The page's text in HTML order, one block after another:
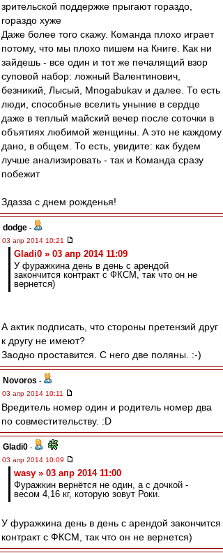
зрительской поддержке прыгают гораздо,
гораздо хуже
Даже более того скажу. Команда плохо играет
потому, что мы плохо пишем на Книге. Как ни
зайдешь - все один и тот же печалящий взор
суповой набор: ложный Валентинович,
безникий, Лысый, Mnogabukav и далее. То есть
люди, способные вселить уныние в сердце
даже в теплый майский вечер после соточки в
объятиях любимой женщины. А это не каждому
дано, в общем. То есть, увидите: как будем
лучше анализировать - так и Команда сразу
побежит
Здазза с днем рожденья!
dodge -
03 апр 2014 10:21
Gladi0 » 03 апр 2014 11:09
У фуражкина день в день с арендой
закончится контракт с ФКСМ, так что он не
вернется)
А актик подписать, что стороны претензий друг
к другу не имеют?
Заодно проставится. С него две поляны. :-)
Novoros -
03 апр 2014 10:11
Вредитель номер один и родитель номер два
по совместительству. :D
Gladi0 -
03 апр 2014 10:09
wasy » 03 апр 2014 11:00
Фуражкин вернётся не один, а с дочкой -
весом 4,16 кг, которую зовут Роки.
У фуражкина день в день с арендой закончится
контракт с ФКСМ, так что он не вернется)